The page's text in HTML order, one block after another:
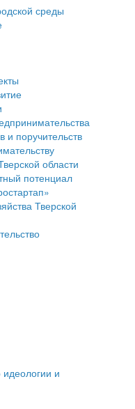
области
округа
учтенных
малого и
малого и
среды
и поручительств
области
потенциал
Тверской
идеологии и